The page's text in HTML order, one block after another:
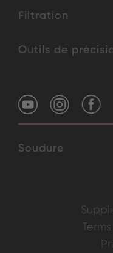
Filtration
Outils de
Soudure